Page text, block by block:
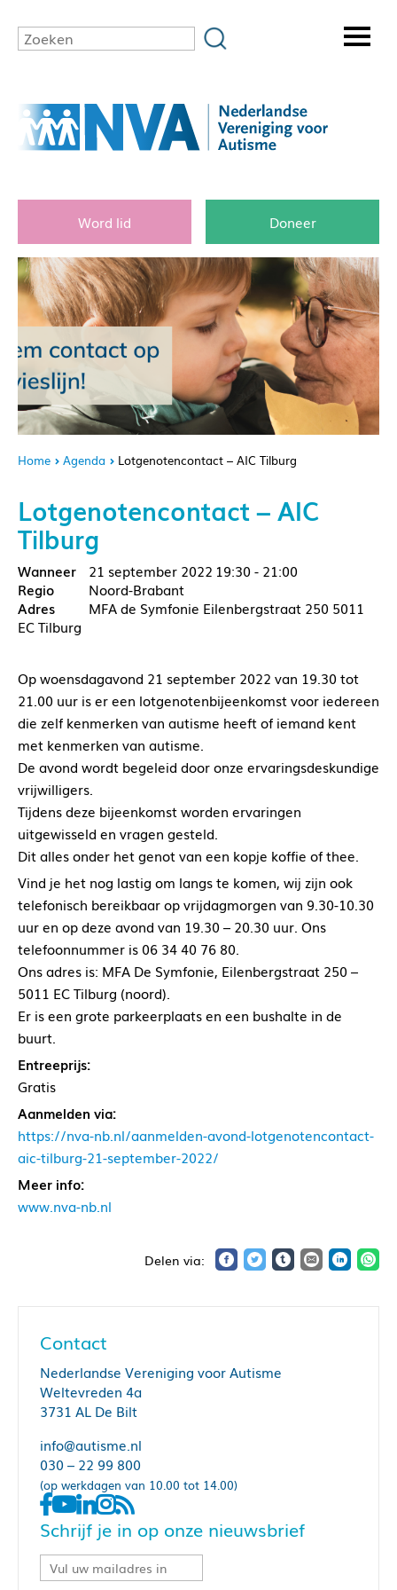
Word lid Doneer
Home Agenda Lotgenotencontact – AIC Tilburg
Lotgenotencontact – AIC
Tilburg
21 september 2022 19:30 - 21:00
Noord-Brabant
MFA de Symfonie Eilenbergstraat 250 5011
EC Tilburg
Op woensdagavond 21 september 2022 van 19.30 tot
21.00 uur is er een lotgenotenbijeenkomst voor iedereen
die zelf kenmerken van autisme heeft of iemand kent
met kenmerken van autisme.
De avond wordt begeleid door onze ervaringsdeskundige
vrijwilligers.
Tijdens deze bijeenkomst worden ervaringen
uitgewisseld en vragen gesteld.
Dit alles onder het genot van een kopje koffie of thee.
Vind je het nog lastig om langs te komen, wij zijn ook
telefonisch bereikbaar op vrijdagmorgen van 9.30-10.30
uur en op deze avond van 19.30 – 20.30 uur. Ons
telefoonnummer is 06 34 40 76 80.
Ons adres is: MFA De Symfonie, Eilenbergstraat 250 –
5011 EC Tilburg (noord).
Er is een grote parkeerplaats en een bushalte in de
buurt.
Entreeprijs:
Gratis
Aanmelden via:
https://nva-nb.nl/aanmelden-avond-lotgenotencontact-
aic-tilburg-21-september-2022/
Meer info:
www.nva-nb.nl
Contact
Nederlandse Vereniging voor Autisme
Weltevreden 4a
3731 AL De Bilt
info@autisme.nl
030 – 22 99 800
(op werkdagen van 10.00 tot 14.00)
Schrijf je in op onze nieuwsbrief